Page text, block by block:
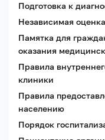
Подготовка к
Независимая
Памятка для
оказания
Правила
клиники
Правила
населению
Порядок